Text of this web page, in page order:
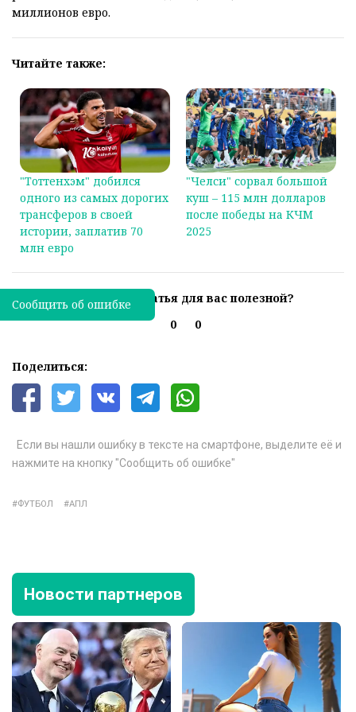
миллионов евро.
Читайте также:
"Тоттенхэм" добился
одного из самых дорогих
трансферов в своей
истории, заплатив 70
млн евро
"Челси" сорвал большой
куш – 115 млн долларов
после победы на КЧМ
2025
Была ли эта статья для вас полезной?
0
0
Поделиться:
Если вы нашли ошибку в тексте на смартфоне, выделите её и
нажмите на кнопку "Сообщить об ошибке"
ФУТБОЛ АПЛ
Сообщить об ошибке
Новости партнеров